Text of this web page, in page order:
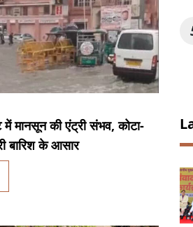
मानसून की एंट्री संभव, कोटा-
बारिश के आसार